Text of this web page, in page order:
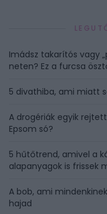
Imádsz takarítós vagy
neten? Ez a furcsa
5 divathiba, ami miatt
A drogériák egyik
Epsom só?
5 hűtőtrend, amivel a
alapanyagok is frissek
A bob, ami
hajad